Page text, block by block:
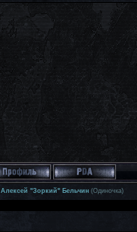
Алексей "Зоркий" Бельчин (Одиночка)